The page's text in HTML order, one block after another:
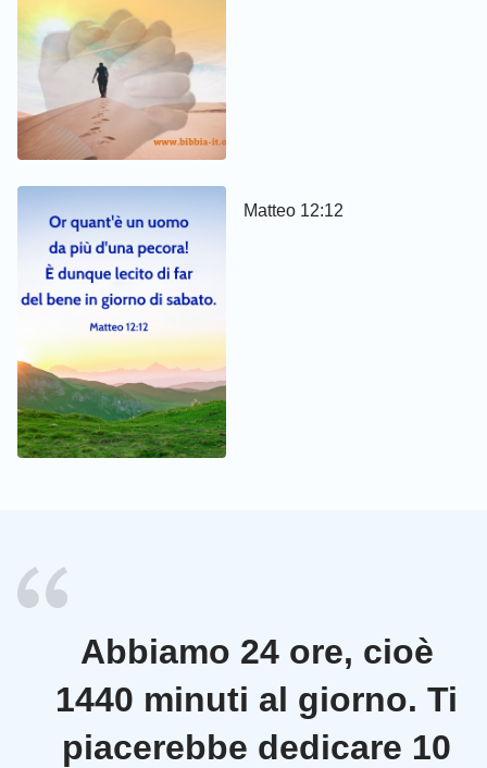
Matteo 12:12
Abbiamo 24 ore, cioè
1440 minuti al giorno. Ti
piacerebbe dedicare 10